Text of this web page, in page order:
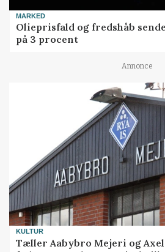
MARKED
Olieprisfald og fredshåb
på 3 procent
Annonce
KULTUR
Tæller Aabybro Mejeri og Axel